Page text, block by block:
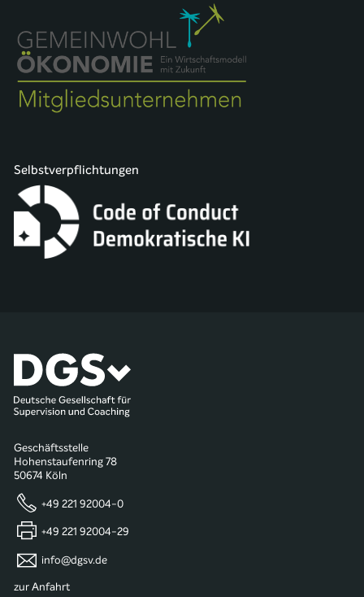
Selbstverpflichtungen
Geschäftsstelle
Hohenstaufenring 78
50674 Köln
+49 221 92004-0
+49 221 92004-29
info@dgsv.de
zur Anfahrt